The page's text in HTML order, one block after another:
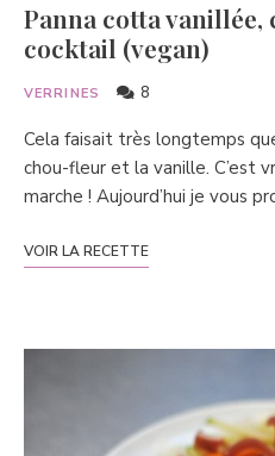
Panna cotta
cocktail (vegan)
VERRINES 8
Cela faisait très longtemps
chou-fleur et la vanille. C’est
marche ! Aujourd’hui je vous
VOIR LA RECETTE